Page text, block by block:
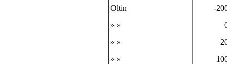
Oltin
» »
» »
» »
-